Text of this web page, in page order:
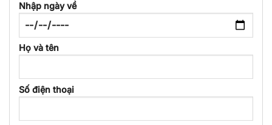
Nhập ngày về
Họ và tên
Số điện thoại